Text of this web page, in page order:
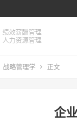
绩效薪酬管理
人力资源管理
战略管理学 正文
企